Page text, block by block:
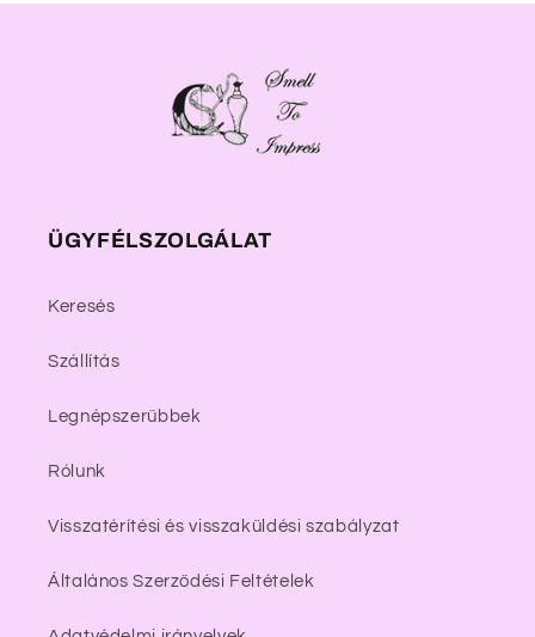
ÜGYFÉLSZOLGÁLAT
Keresés
Szállítás
Legnépszerűbbek
Rólunk
Visszatérítési és visszaküldési szabályzat
Általános Szerződési Feltételek